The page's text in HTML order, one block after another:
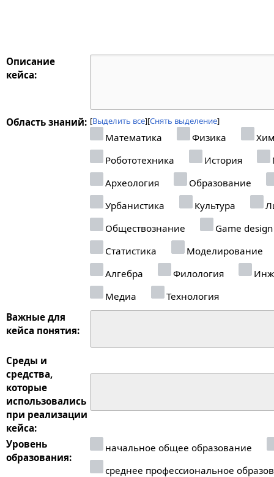
Описание
кейса:
Область знаний: Выделить все Снять выделение
Математика Физика
Робототехника
История
Археология
Образование
Урбанистика
Культура
Обществознание
Game design
Статистика
Моделирование
Алгебра
Филология
Медиа
Технология
Важные для
кейса понятия:
Среды и
средства,
которые
использовались
при реализации
кейса:
Уровень
образования:
начальное общее образование
среднее профессиональное